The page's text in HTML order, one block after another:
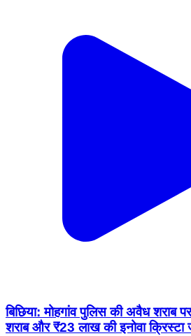
बिछिया: मोहगांव पुलिस की अवैध शराब
शराब और ₹23 लाख की इनोवा क्रिस्टा